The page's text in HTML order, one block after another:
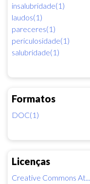
insalubridade(1)
laudos(1)
pareceres(1)
periculosidade(1)
salubridade(1)
Formatos
DOC(1)
Licenças
Creative Commons